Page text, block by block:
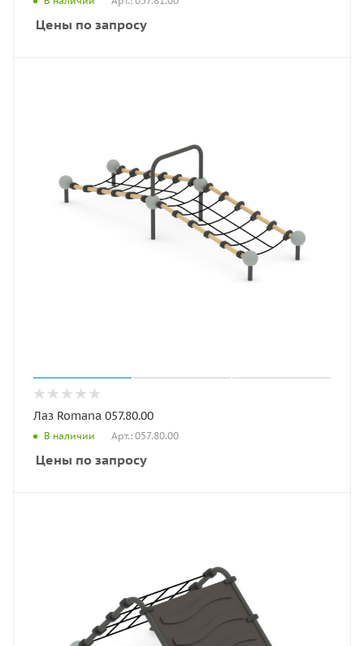
Цены по запросу
Лаз Romana 057.80.00
В наличии Арт.: 057.80.00
Цены по запросу